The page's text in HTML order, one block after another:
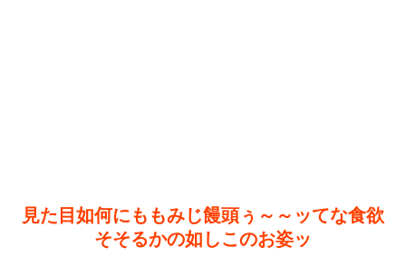
見た目如何にももみじ饅頭ぅ～～ッてな食欲
そそるかの如しこのお姿ッ